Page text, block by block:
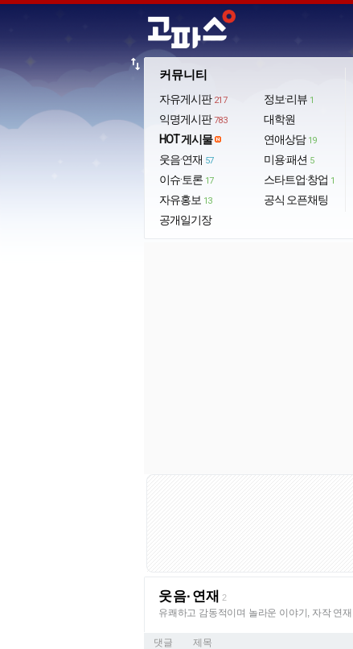
커뮤니티
자유게시판 217
익명게시판 783
HOT 게시물
웃음·연재 57
이슈·토론 17
자유홍보 13
공개일기장
정보·리뷰 1
대학원
연애상담 19
미용·패션 5
스타트업·창업 1
공식 오픈채팅
import_export
웃음·연재 2
유쾌하고 감동적이며 놀라운 이야기, 자작 연
댓글 제목